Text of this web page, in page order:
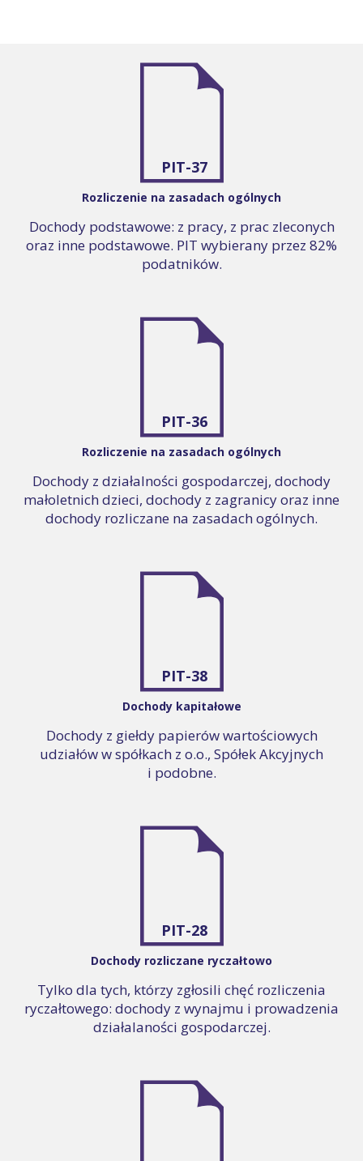
PIT-37
Rozliczenie na zasadach ogólnych
Dochody podstawowe: z pracy, z prac zleconych
oraz inne podstawowe. PIT wybierany przez 82%
podatników.
PIT-36
Rozliczenie na zasadach ogólnych
Dochody z działalności gospodarczej, dochody
małoletnich dzieci, dochody z zagranicy oraz inne
dochody rozliczane na zasadach ogólnych.
PIT-38
Dochody kapitałowe
Dochody z giełdy papierów wartościowych
udziałów w spółkach z o.o., Spółek Akcyjnych
i podobne.
PIT-28
Dochody rozliczane ryczałtowo
Tylko dla tych, którzy zgłosili chęć rozliczenia
ryczałtowego: dochody z wynajmu i prowadzenia
działalaności gospodarczej.